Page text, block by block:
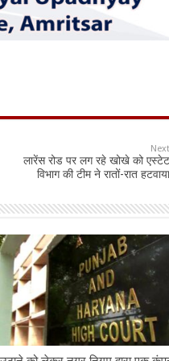
Next
लारेंस रोड पर लग रहे खोखे को एस्टेट
विभाग की टीम ने रातों-रात हटवाया